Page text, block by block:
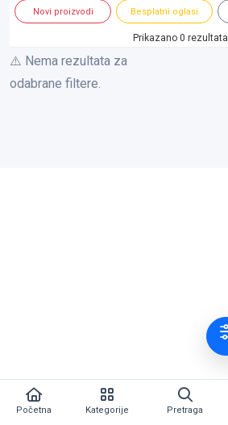
Novi proizvodi Besplatni oglasi
Prikazano 0 rezultata
⚠️ Nema rezultata za
odabrane filtere.
Početna Kategorije Pretraga